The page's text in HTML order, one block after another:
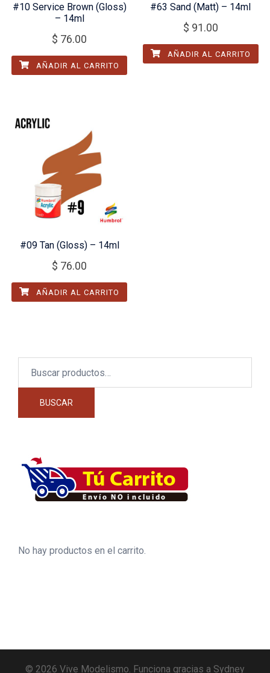
#10 Service Brown (Gloss)
– 14ml
$ 76.00
AÑADIR AL CARRITO
#63 Sand (Matt) – 14ml
$ 91.00
AÑADIR AL CARRITO
#09 Tan (Gloss) – 14ml
$ 76.00
AÑADIR AL CARRITO
BUSCAR
No hay productos en el carrito.
© 2026 Vive Modelismo. Funciona gracias a Sydney